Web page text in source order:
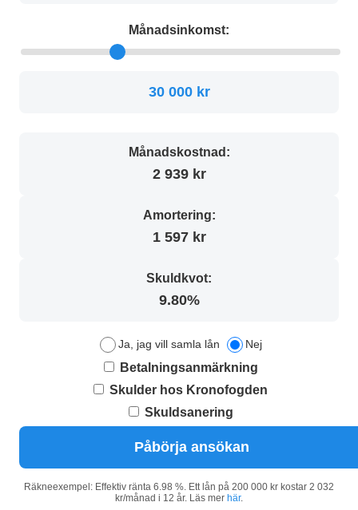
Månadsinkomst:
30 000 kr
Månadskostnad:
2 939 kr
Amortering:
1 597 kr
Skuldkvot:
9.80%
Ja, jag vill samla lån Nej
Betalningsanmärkning
Skulder hos Kronofogden
Skuldsanering
Påbörja ansökan
Räkneexempel: Effektiv ränta 6.98 %. Ett lån på 200 000 kr kostar 2 032
kr/månad i 12 år. Läs mer här.